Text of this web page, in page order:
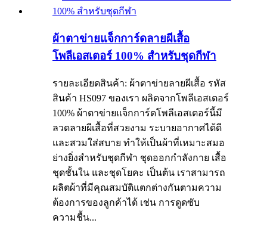
ผ้าตาข่ายแจ็กการ์ดลายผีเสื้อ
โพลีเอสเตอร์ 100% สำหรับชุดกีฬา
รายละเอียดสินค้า: ผ้าตาข่ายลายผีเสื้อ รหัส
สินค้า HS097 ของเรา ผลิตจากโพลีเอสเตอร์
100% ผ้าตาข่ายแจ็กการ์ดโพลีเอสเตอร์นี้มี
ลวดลายผีเสื้อที่สวยงาม ระบายอากาศได้ดี
และสวมใส่สบาย ทำให้เป็นผ้าที่เหมาะสมอ
ย่างยิ่งสำหรับชุดกีฬา ชุดออกกำลังกาย เสื้อ
ชุดชั้นใน และชุดโยคะ เป็นต้น เราสามารถ
ผลิตผ้าที่มีคุณสมบัติแตกต่างกันตามความ
ต้องการของลูกค้าได้ เช่น การดูดซับ
ความชื้น...